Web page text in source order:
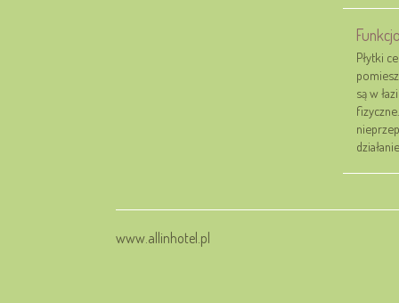
Płytki
są w
www.allinhotel.pl